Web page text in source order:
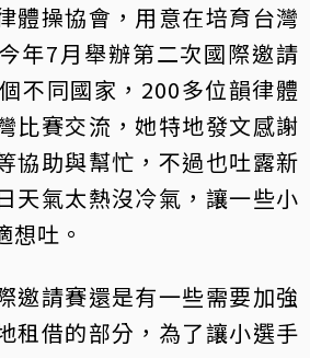
體操協會，用意在培育台灣
年7月舉辦第二次國際邀請
不同國家，200多位韻律體
比賽交流，她特地發文感謝
協助與幫忙，不過也吐露新
天氣太熱沒冷氣，讓一些小
想吐。
邀請賽還是有一些需要加強
租借的部分，為了讓小選手